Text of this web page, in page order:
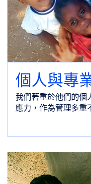
個人與專
我們著重於他們的個
應力，作為管理多重